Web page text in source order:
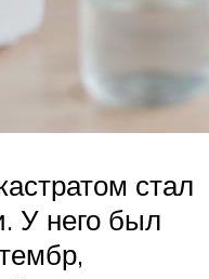
стал
У него был